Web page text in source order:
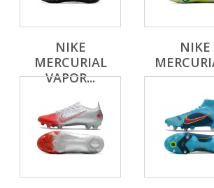
NIKE
MERCURIAL
VAPOR...
NIKE